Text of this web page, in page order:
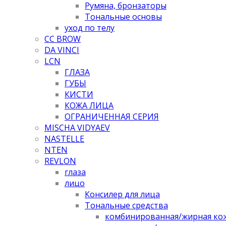
Румяна, бронзаторы
Тональные основы
уход по телу
CC BROW
DA VINCI
LCN
ГЛАЗА
ГУБЫ
КИСТИ
КОЖА ЛИЦА
ОГРАНИЧЕННАЯ СЕРИЯ
MISCHA VIDYAEV
NASTELLE
NTEN
REVLON
глаза
лицо
Консилер для лица
Тональные средства
комбинированная/жирная